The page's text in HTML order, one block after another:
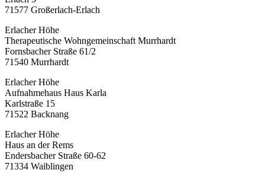
71577 Großerlach-Erlach
Erlacher Höhe
Therapeutische Wohngemeinschaft Murrhardt
Fornsbacher Straße 61/2
71540 Murrhardt
Erlacher Höhe
Aufnahmehaus Haus Karla
Karlstraße 15
71522 Backnang
Erlacher Höhe
Haus an der Rems
Endersbacher Straße 60-62
71334 Waiblingen